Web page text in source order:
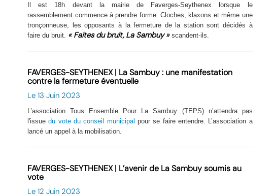
Il est 18h devant la mairie de Faverges-Seythenex lorsque le
rassemblement commence à prendre forme. Cloches, klaxons et même une
tronçonneuse, les opposants à la fermeture de la station sont décidés à
faire du bruit. « Faites du bruit, La Sambuy » scandent-ils.
FAVERGES-SEYTHENEX | La Sambuy : une manifestation
contre la fermeture éventuelle
Le 13 Juin 2023
L’association Tous Ensemble Pour La Sambuy (TEPS) n’attendra pas
l'issuedu vote du conseil municipal pour se faire entendre. L’association a
lancé un appel à la mobilisation.
FAVERGES-SEYTHENEX | L’avenir de La Sambuy soumis au
vote
Le 12 Juin 2023